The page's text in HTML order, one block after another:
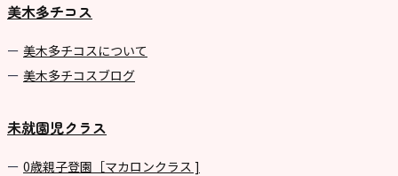
美木多チコス
美⽊多チコスについて
美⽊多チコスブログ
未就園児クラス
0歳親子登園［マカロンクラス ]